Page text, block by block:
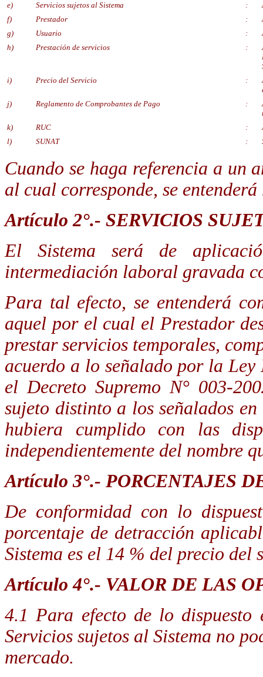
e)
Servicios sujetos al Sistema :
f)
Prestador :
g)
Usuario :
h)
Prestación de servicios :
i)
Precio del Servicio :
j)
Reglamento de Comprobantes de Pago :
k)
RUC :
l)
SUNAT :
Cuando se haga referencia a un
al cual corresponde, se
Artículo 2°.- SERVICIOS
El Sistema será de
intermediación laboral gravada
Para tal efecto, se entenderá
aquel por el cual el Prestador
prestar servicios temporales,
acuerdo a lo señalado por la
el Decreto Supremo N° 003-
sujeto distinto a los señalados
hubiera cumplido con las
independientemente del nombre
Artículo 3°.- PORCENTAJES
De conformidad con lo
porcentaje de detracción
Sistema es el 14 % del precio del
Artículo 4°.- VALOR DE LAS
4.1 Para efecto de lo
Servicios sujetos al Sistema no
mercado.